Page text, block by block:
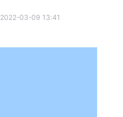
2022-03-09 13:41